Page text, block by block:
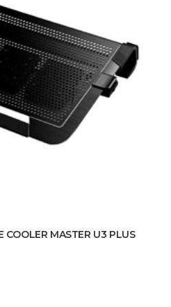
COOLER MASTER U3 PLUS